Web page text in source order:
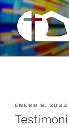
Ir
contenido
Iglesia Bautista
PUBLICADO
EN
ENERO 8, 2022